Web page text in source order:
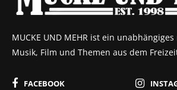
MUCKE UND MEHR ist ein
Musik, Film und Themen aus dem
FACEBOOK